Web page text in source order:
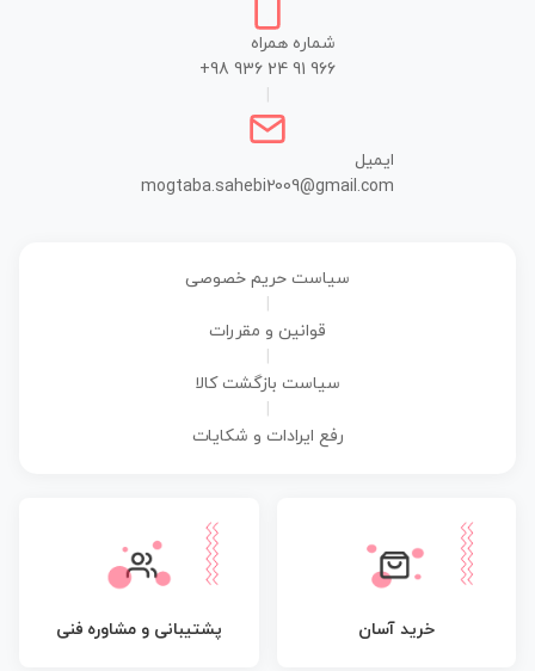
شماره همراه
+98 936 24 91 966
ایمیل
mogtaba.sahebi2009@gmail.com
سیاست حریم خصوصی
قوانین و مقررات
سیاست بازگشت کالا
رفع ایرادات و شکایات
خرید آسان پشتیبانی و مشاوره فنی